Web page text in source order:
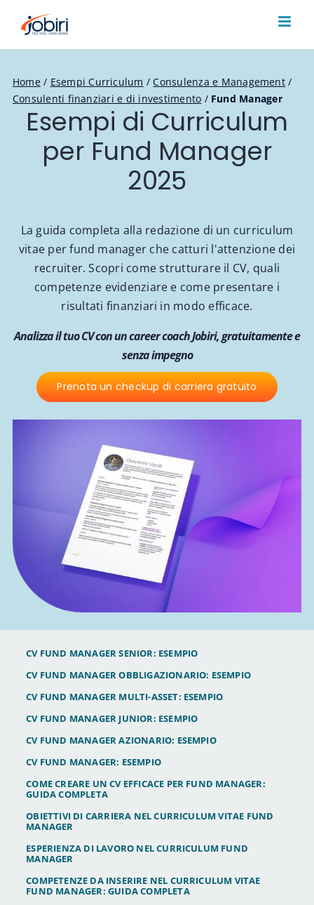
contenuto
Home/ Esempi Curriculum / Consulenza e Management/
Consulenti finanziari e di investimento / Fund Manager
Esempi di Curriculum
per Fund Manager
2025
La guida completa alla redazione di un curriculum
vitae per fund manager che catturi l'attenzione dei
recruiter. Scopri come strutturare il CV, quali
competenze evidenziare e come presentare i
risultati finanziari in modo efficace.
Analizza il tuo CV con un career coach Jobiri, gratuitamente e
senza impegno
Prenota un checkup di carriera gratuito
CV FUND MANAGER SENIOR: ESEMPIO
CV FUND MANAGER OBBLIGAZIONARIO: ESEMPIO
CV FUND MANAGER MULTI-ASSET: ESEMPIO
CV FUND MANAGER JUNIOR: ESEMPIO
CV FUND MANAGER AZIONARIO: ESEMPIO
CV FUND MANAGER: ESEMPIO
COME CREARE UN CV EFFICACE PER FUND MANAGER:
GUIDA COMPLETA
OBIETTIVI DI CARRIERA NEL CURRICULUM VITAE FUND
MANAGER
ESPERIENZA DI LAVORO NEL CURRICULUM FUND
MANAGER
COMPETENZE DA INSERIRE NEL CURRICULUM VITAE
FUND MANAGER: GUIDA COMPLETA